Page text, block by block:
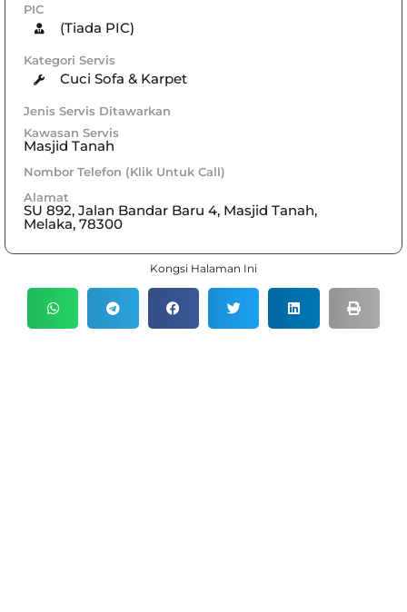
PIC
(Tiada PIC)
Kategori Servis
Cuci Sofa & Karpet
Jenis Servis Ditawarkan
Kawasan Servis
Masjid Tanah
Nombor Telefon (Klik Untuk Call)
Alamat
SU 892, Jalan Bandar Baru 4, Masjid Tanah,
Melaka, 78300
Kongsi Halaman Ini